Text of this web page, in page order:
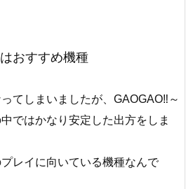
おすすめ機種
てしまいましたが、GAOGAO‼～
ではかなり安定した出方をしま
レイに向いている機種なんで